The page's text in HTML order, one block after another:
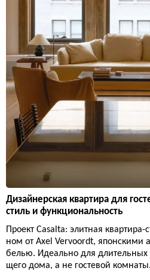
Дизайнерская квартира для
стиль и функциональность
Проект Casalta: элитная
ном от Axel Vervoordt, японскими
белью. Идеально для длительных
щего дома, а не гостевой комнаты.